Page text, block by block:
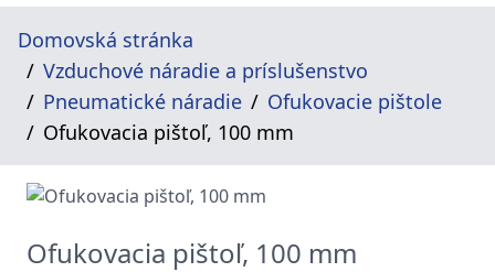
Domovská stránka
Vzduchové náradie a príslušenstvo
Pneumatické náradie
Ofukovacie pištole
Ofukovacia pištoľ, 100 mm
Ofukovacia pištoľ, 100 mm